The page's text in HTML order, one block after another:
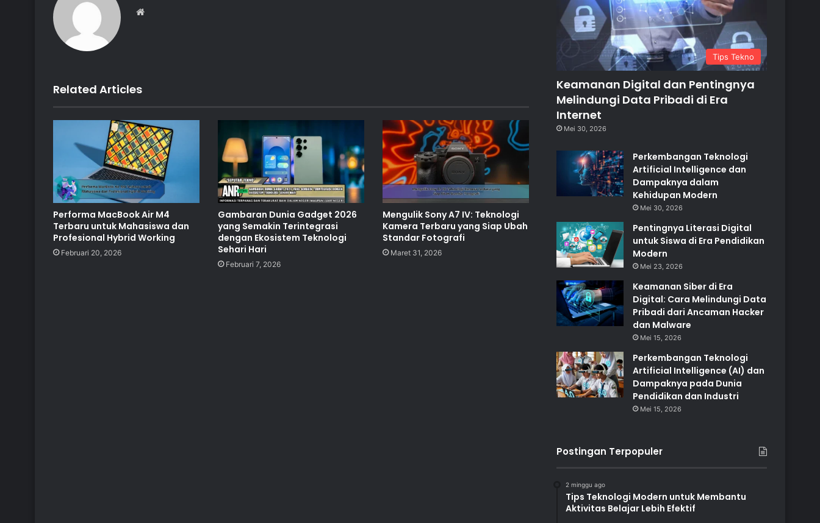
Related Articles
Performa MacBook Air M4
Terbaru untuk Mahasiswa dan
Profesional Hybrid Working
Februari 20, 2026
Gambaran Dunia Gadget 2026
yang Semakin Terintegrasi
dengan Ekosistem Teknologi
Sehari Hari
Februari 7, 2026
Mengulik Sony A7 IV: Teknologi
Kamera Terbaru yang Siap Ubah
Standar Fotografi
Maret 31, 2026
Tips Tekno
Keamanan Digital dan Pentingnya
Melindungi Data Pribadi di Era
Internet
Mei 30, 2026
Perkembangan Teknologi
Artificial Intelligence dan
Dampaknya dalam
Kehidupan Modern
Mei 30, 2026
Pentingnya Literasi Digital
untuk Siswa di Era Pendidikan
Modern
Mei 23, 2026
Keamanan Siber di Era
Digital: Cara Melindungi Data
Pribadi dari Ancaman Hacker
dan Malware
Mei 15, 2026
Perkembangan Teknologi
Artificial Intelligence (AI) dan
Dampaknya pada Dunia
Pendidikan dan Industri
Mei 15, 2026
Postingan Terpopuler
2 minggu ago
Tips Teknologi Modern untuk Membantu
Aktivitas Belajar Lebih Efektif